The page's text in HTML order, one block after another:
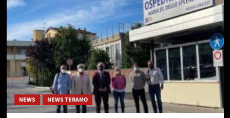
Legale,
alta
partecipazione
a
Roseto.
Soddisfazione
del
Psi
di
Teramo
NEWS NEWS TERAMO